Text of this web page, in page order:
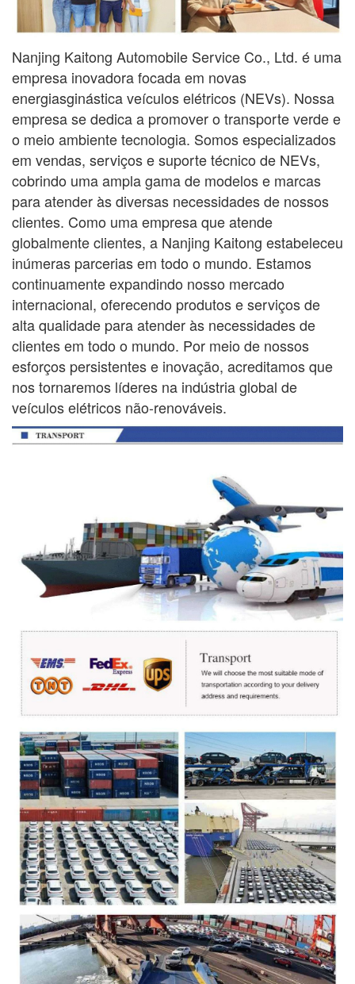
Nanjing Kaitong Automobile Service Co., Ltd. é uma
empresa inovadora focada em novas
energiasginásticaveículos elétricos (NEVs). Nossa
empresa se dedica a promover o transporte verde e
o meio ambientetecnologia. Somos especializados
em vendas, serviços e suporte técnico de NEVs,
cobrindo uma ampla gamade modelos e marcas
para atender às diversas necessidades de nossos
clientes. Como uma empresa que atende
globalmenteclientes, a Nanjing Kaitong estabeleceu
inúmeras parcerias em todo o mundo. Estamos
continuamenteexpandindo nosso mercado
internacional, oferecendo produtos e serviços de
alta qualidade para atender às necessidades de
clientes em todo o mundo. Por meio de nossos
esforços persistentes e inovação, acreditamos que
nos tornaremos líderes na indústria global de
veículos elétricos não-renováveis.